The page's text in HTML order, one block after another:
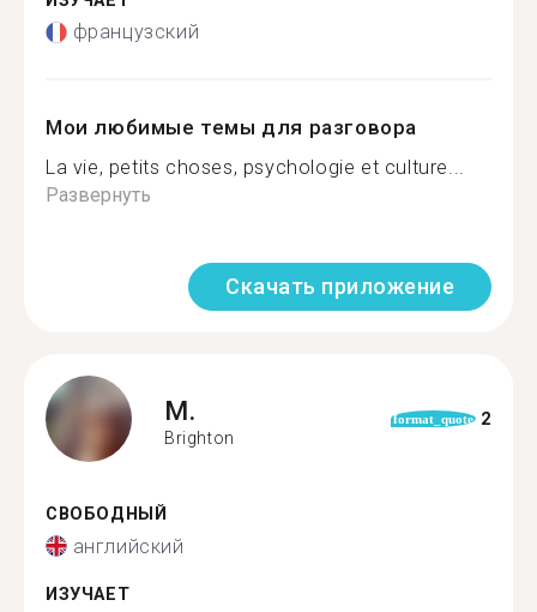
французский
Мои любимые темы для разговора
La vie, petits choses, psychologie et culture...
Развернуть
Скачать приложение
M.
Brighton
format_quote 2
СВОБОДНЫЙ
английский
ИЗУЧАЕТ